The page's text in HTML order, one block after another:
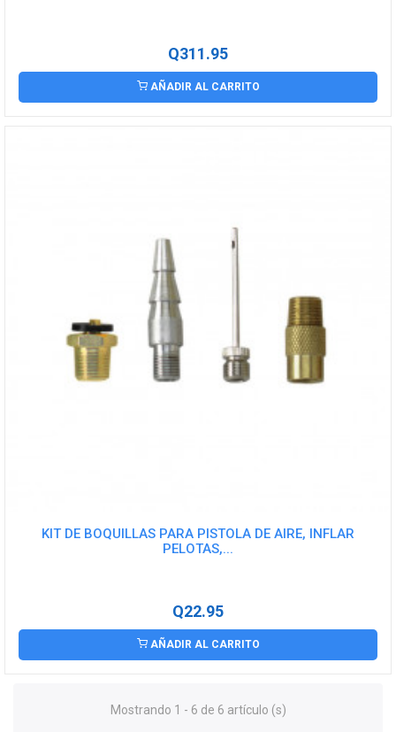
Q311.95
AÑADIR AL CARRITO
KIT DE BOQUILLAS PARA PISTOLA DE AIRE, INFLAR
PELOTAS,...
Q22.95
AÑADIR AL CARRITO
Mostrando 1 - 6 de 6 artículo (s)